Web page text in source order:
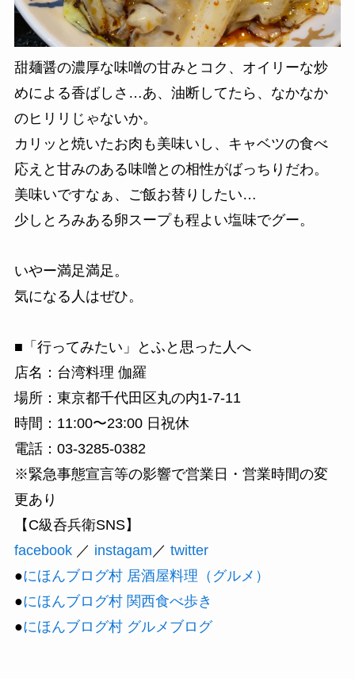
甜麺醤の濃厚な味噌の甘みとコク、オイリーな炒
めによる香ばしさ…あ、油断してたら、なかなか
のヒリリじゃないか。
カリッと焼いたお肉も美味いし、キャベツの食べ
応えと甘みのある味噌との相性がばっちりだわ。
美味いですなぁ、ご飯お替りしたい…
少しとろみある卵スープも程よい塩味でグー。
いやー満足満足。
気になる人はぜひ。
■「行ってみたい」とふと思った人へ
店名： 台湾料理 伽羅
場所：東京都千代田区丸の内1-7-11
時間：11:00〜23:00 日祝休
電話：03-3285-0382
※緊急事態宣言等の影響で営業日・営業時間の変
更あり
【C級呑兵衛SNS】
facebook／ instagam ／ twitter
●にほんブログ村 居酒屋料理（グルメ）
●にほんブログ村 関西食べ歩き
●にほんブログ村 グルメブログ